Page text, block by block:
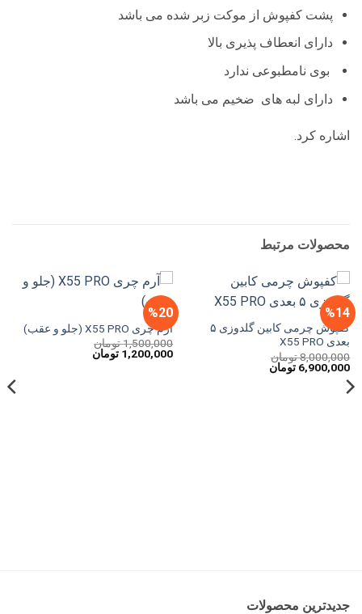
پشت کفپوش از موکت زبر شده می باشد
دارای انعطاف پذیری بالا
بوی نامطبوعی ندارد
دارای لبه های ضخیم می باشد
اشاره کرد.
محصولات مرتبط
%14
کفپوش چرمی کابین گلدوزی ۵
بعدی X55 PRO
8,000,000تومان
قیمت
اصلی
بود.
6,900,000 تومانقیمت
فعلی
%20
آرم چری X55 PRO (جلو و عقب)
1,500,000تومان
قیمت
اصلی
1,200,000 تومانقیمت
جدیدترین محصولات